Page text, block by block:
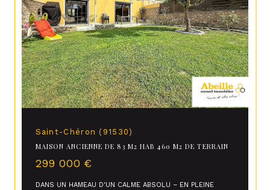
Saint-Chéron (91530)
MAISON ANCIENNE DE 83 M2 HAB 460 M2 DE TERRAIN
299 000 €
DANS UN HAMEAU D'UN CALME ABSOLU – EN PLEINE